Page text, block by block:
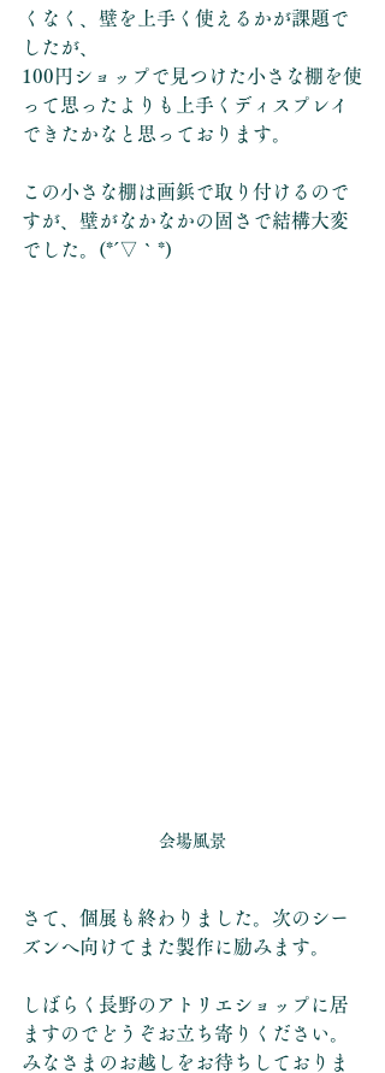
くなく、壁を上手く使えるかが課題で
したが、
100円ショップで見つけた小さな棚を使
って思ったよりも上手くディスプレイ
できたかなと思っております。
この小さな棚は画鋲で取り付けるので
すが、壁がなかなかの固さで結構大変
でした。(*´▽｀*)
会場風景
さて、個展も終わりました。次のシー
ズンへ向けてまた製作に励みます。
しばらく長野のアトリエショップに居
ますのでどうぞお立ち寄りください。
みなさまのお越しをお待ちしておりま